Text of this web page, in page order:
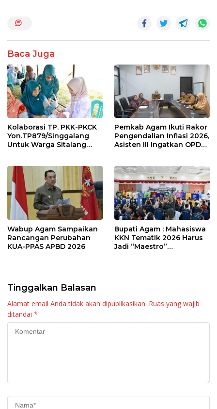
o
o
k
p
p
Baca Juga
Kolaborasi TP. PKK-PKCK
Yon.TP879/Singgalang
Untuk Warga Sitalang
Pemkab Agam Ikuti Rakor
Pengendalian Inflasi 2026,
Asisten III Ingatkan OPD
Wabup Agam Sampaikan
Rancangan Perubahan
KUA-PPAS APBD 2026
Bupati Agam : Mahasiswa
KKN Tematik 2026 Harus
Jadi “Maestro”
Tinggalkan Balasan
Alamat email Anda tidak akan dipublikasikan. Ruas yang wajib
ditandai *